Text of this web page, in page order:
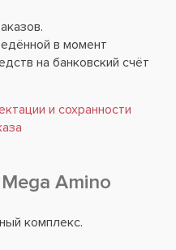
в момент
на банковский счёт
и сохранности
Amino
комплекс.